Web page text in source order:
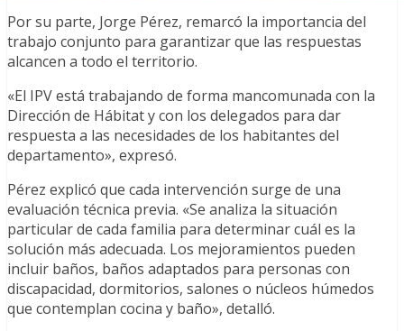
Por su parte, Jorge Pérez, remarcó la importancia del
trabajo conjunto para garantizar que las respuestas
alcancen a todo el territorio.
«El IPV está trabajando de forma mancomunada con la
Dirección de Hábitat y con los delegados para dar
respuesta a las necesidades de los habitantes del
departamento», expresó.
Pérez explicó que cada intervención surge de una
evaluación técnica previa. «Se analiza la situación
particular de cada familia para determinar cuál es la
solución más adecuada. Los mejoramientos pueden
incluir baños, baños adaptados para personas con
discapacidad, dormitorios, salones o núcleos húmedos
que contemplan cocina y baño», detalló.